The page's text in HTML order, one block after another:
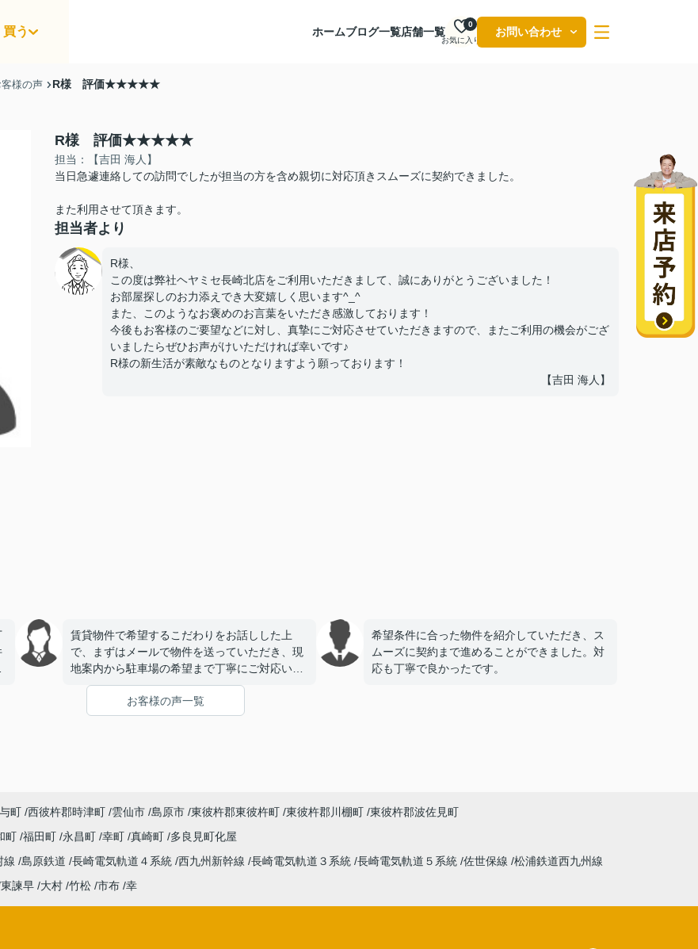
買う ホームブログ一覧店舗一覧
お気に入り
0
お問い合わせ
客様の声 R様 評価★★★★★
R様 評価★★★★★
担当：【吉田 海人】
当日急遽連絡しての訪問でしたが担当の方を含め親切に対応頂きスムーズに契約できました。
また利用させて頂きます。
担当者より
R様、
この度は弊社ヘヤミセ長崎北店をご利用いただきまして、誠にありがとうございました！
お部屋探しのお力添えでき大変嬉しく思います^_^
また、このようなお褒めのお言葉をいただき感激しております！
今後もお客様のご要望などに対し、真摯にご対応させていただきますので、またご利用の機会がござ
いましたらぜひお声がけいただければ幸いです♪
R様の新生活が素敵なものとなりますよう願っております！
【吉田 海人】
賃貸物件で希望するこだわりをお話しした上
で、まずはメールで物件を送っていただき、現
地案内から駐車場の希望まで丁寧にご対応いた
だき、今回契約をさせていただきました。とて
も信頼できる会社様で安心してお任せできまし
た。感謝申し上げます。
希望条件に合った物件を紹介していただき、ス
ムーズに契約まで進めることができました。対
応も丁寧で良かったです。
お客様の声一覧
町 西彼杵郡時津町 雲仙市 島原市 東彼杵郡東彼杵町 東彼杵郡川棚町 東彼杵郡波佐見町
町 福田町 永昌町 幸町 真崎町 多良見町化屋
線 島原鉄道 長崎電気軌道４系統 西九州新幹線 長崎電気軌道３系統 長崎電気軌道５系統 佐世保線 松浦鉄道西九州線
東諫早 大村 竹松 市布 幸